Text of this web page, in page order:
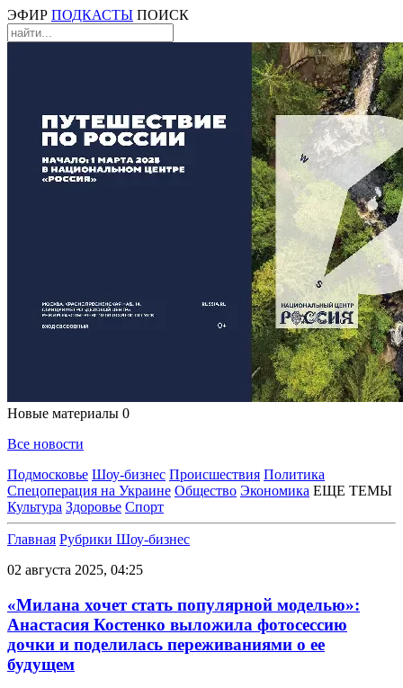
ЭФИР ПОДКАСТЫ ПОИСК
Новые материалы 0
Все новости
Подмосковье Шоу-бизнес Происшествия Политика
Спецоперация на Украине Общество Экономика ЕЩЕ ТЕМЫ
Культура Здоровье Спорт
Главная Рубрики Шоу-бизнес
02 августа 2025, 04:25
«Милана хочет стать популярной моделью»:
Анастасия Костенко выложила фотосессию
дочки и поделилась переживаниями о ее
будущем